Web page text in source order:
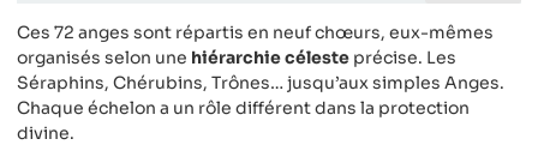
Ces 72 anges sont répartis en neuf chœurs, eux-mêmes
organisés selon une hiérarchie céleste précise. Les
Séraphins, Chérubins, Trônes… jusqu’aux simples Anges.
Chaque échelon a un rôle différent dans la protection
divine.